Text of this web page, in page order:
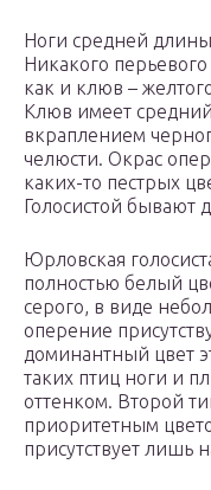
Ноги средней
Никакого
как и клюв –
Клюв имеет
вкраплением
челюсти. Окрас
каких-то пестрых
Голосистой бывают
Юрловская
полностью белый
серого, в виде
оперение
доминантный цвет
таких птиц ноги и
оттенком. Второй
приоритетным
присутствует лишь